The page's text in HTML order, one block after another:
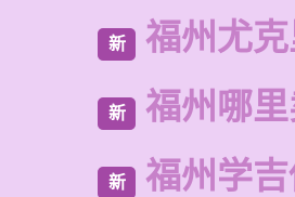
新 福州尤
新 福州哪
新 福州学